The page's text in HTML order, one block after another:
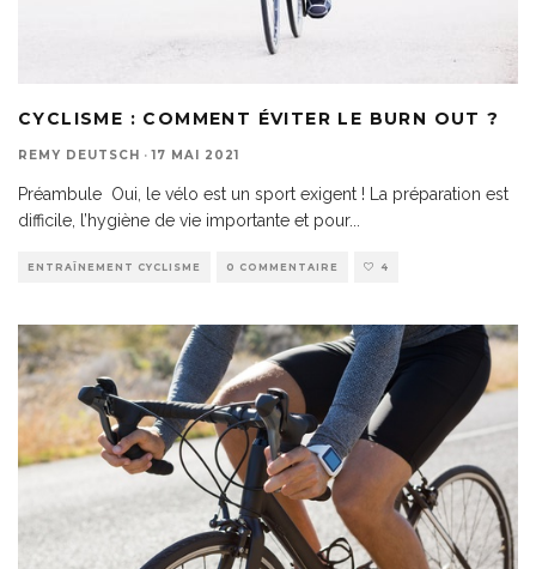
CYCLISME : COMMENT ÉVITER LE BURN OUT ?
REMY DEUTSCH · 17 MAI 2021
Préambule Oui, le vélo est un sport exigent ! La préparation est
difficile, l’hygiène de vie importante et pour...
ENTRAÎNEMENT CYCLISME 0 COMMENTAIRE 4